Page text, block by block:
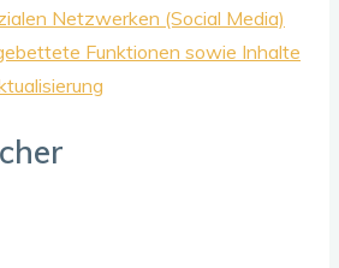
Netzwerken (Social Media)
Funktionen sowie Inhalte